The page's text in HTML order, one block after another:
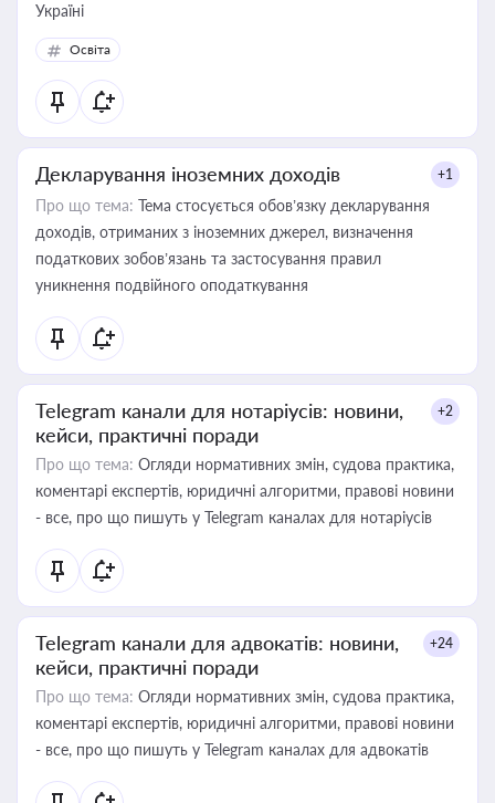
Україні
Освіта
Декларування іноземних доходів +1
Про що тема: Тема стосується обов’язку декларування
доходів, отриманих з іноземних джерел, визначення
податкових зобов’язань та застосування правил
уникнення подвійного оподаткування
Telegram канали для нотаріусів: новини,
кейси, практичні поради
+2
Про що тема: Огляди нормативних змін, судова практика,
коментарі експертів, юридичні алгоритми, правові новини
- все, про що пишуть у Telegram каналах для нотаріусів
Telegram канали для адвокатів: новини,
кейси, практичні поради
+24
Про що тема: Огляди нормативних змін, судова практика,
коментарі експертів, юридичні алгоритми, правові новини
- все, про що пишуть у Telegram каналах для адвокатів